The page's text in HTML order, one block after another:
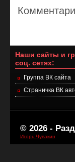
Наши сайты и
соц. сетях:
Группа ВК сайта
Страничка ВК
© 2026 -
Игорь Чувакин